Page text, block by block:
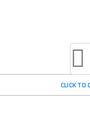
CLICK TO